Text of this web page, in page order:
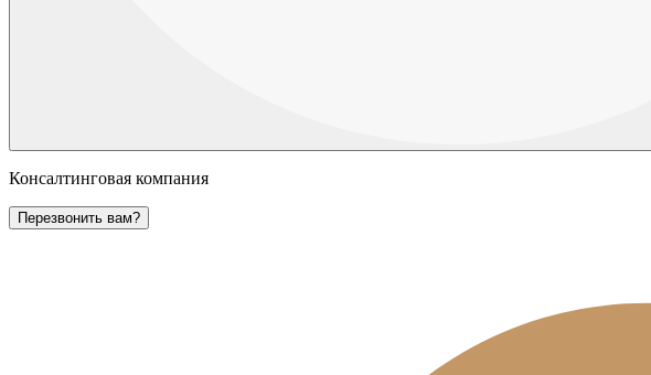
Консалтинговая компания
Перезвонить вам?